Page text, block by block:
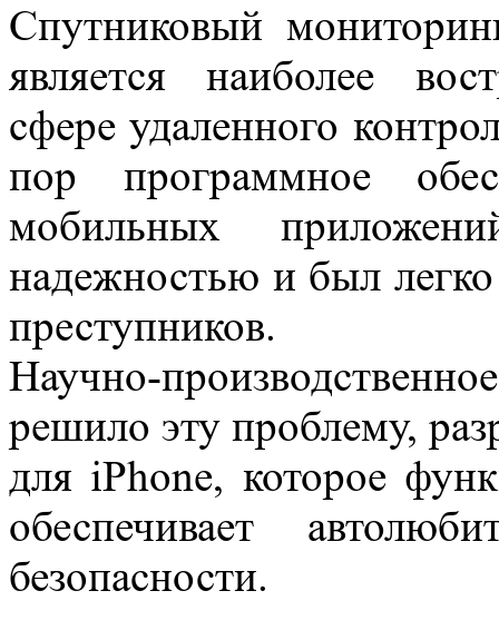
Спутниковый
является наиболее
сфере удаленного
пор программное
мобильных
надежностью и был
преступников.
Научно-
решило эту проблему,
для iPhone, которое
обеспечивает
безопасности.